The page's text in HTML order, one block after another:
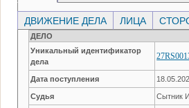
ДВИЖЕНИЕ ДЕЛА ЛИЦА
ДЕЛО
Уникальный идентификатор
дела
Дата поступления
Судья Сытник